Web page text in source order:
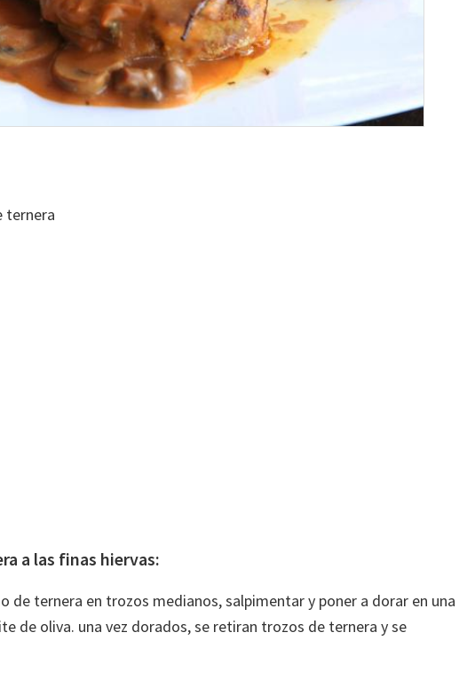
ternera
a las finas hiervas:
de ternera en trozos medianos, salpimentar y poner a dorar en una
de oliva. una vez dorados, se retiran trozos de ternera y se